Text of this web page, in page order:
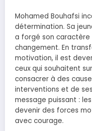
Mohamed Bouhafsi
détermination. Sa
a forgé son caractère
changement. En
motivation, il est
ceux qui souhaitent
consacrer à des
interventions et de
message puissant :
devenir des forces
avec courage.